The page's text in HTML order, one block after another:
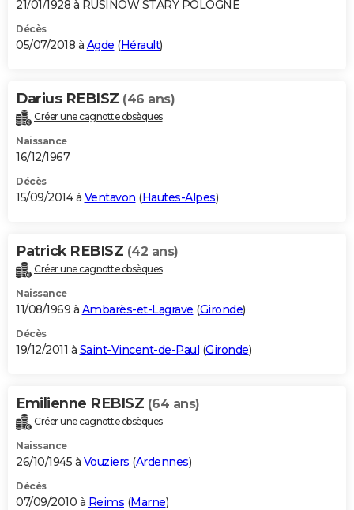
21/01/1928 à RUSINOW STARY POLOGNE
Décès
05/07/2018 à Agde (Hérault)
Darius REBISZ (46 ans)
Créer une cagnotte obsèques
Naissance
16/12/1967
Décès
15/09/2014 à Ventavon (Hautes-Alpes)
Patrick REBISZ (42 ans)
Créer une cagnotte obsèques
Naissance
11/08/1969 à Ambarès-et-Lagrave (Gironde)
Décès
19/12/2011 à Saint-Vincent-de-Paul (Gironde)
Emilienne REBISZ (64 ans)
Créer une cagnotte obsèques
Naissance
26/10/1945 à Vouziers (Ardennes)
Décès
07/09/2010 à Reims (Marne)